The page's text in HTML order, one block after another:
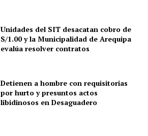
Unidades del SIT desacatan cobro de
S/1.00 y la Municipalidad de Arequipa
evalúa resolver contratos
Detienen a hombre con requisitorias
por hurto y presuntos actos
libidinosos en Desaguadero